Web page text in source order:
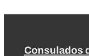
Consulados